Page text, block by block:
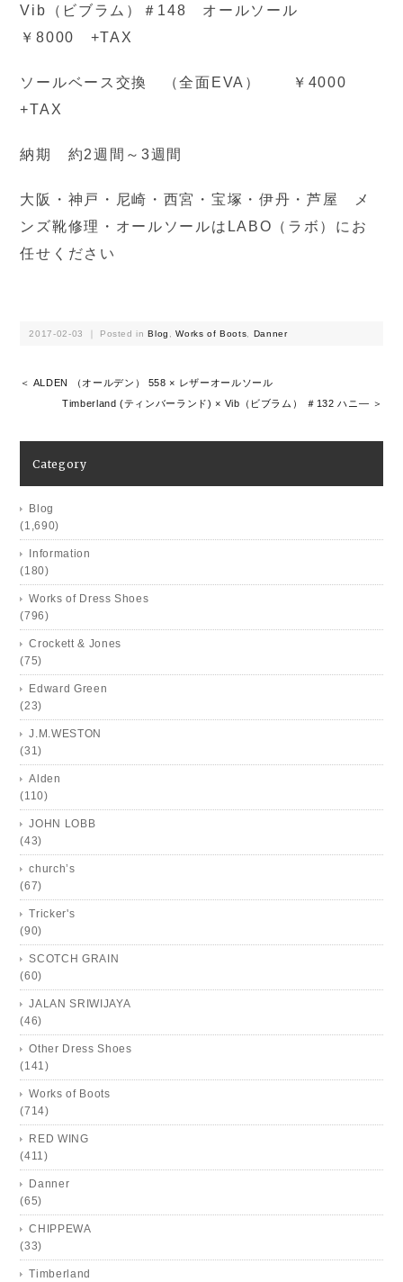
Vib（ビブラム）＃148 オールソール
￥8000 +TAX
ソールベース交換 （全面EVA） ￥4000
+TAX
納期 約2週間～3週間
大阪・神戸・尼崎・西宮・宝塚・伊丹・芦屋 メ
ンズ靴修理・オールソールはLABO（ラボ）にお
任せください
2017-02-03 ｜ Posted inBlog ,Works of Boots, Danner
＜ ALDEN （オールデン） 558 × レザーオールソール
Timberland (ティンバーランド) × Vib（ビブラム） ＃132 ハニ― ＞
Category
Blog
(1,690)
Information
(180)
Works of Dress Shoes
(796)
Crockett & Jones
(75)
Edward Green
(23)
J.M.WESTON
(31)
Alden
(110)
JOHN LOBB
(43)
church’s
(67)
Tricker's
(90)
SCOTCH GRAIN
(60)
JALAN SRIWIJAYA
(46)
Other Dress Shoes
(141)
Works of Boots
(714)
RED WING
(411)
Danner
(65)
CHIPPEWA
(33)
Timberland